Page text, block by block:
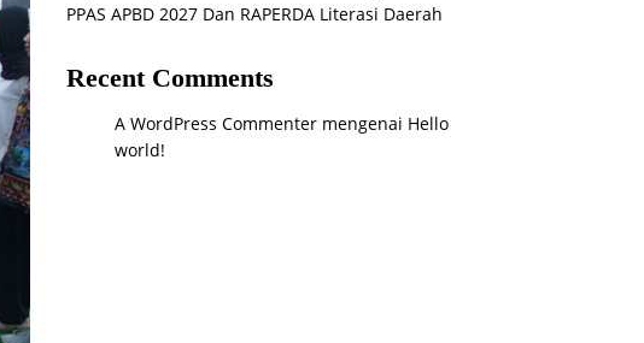
PPAS APBD 2027 Dan RAPERDA Literasi Daerah
Recent Comments
A WordPress Commenter mengenai Hello
world!